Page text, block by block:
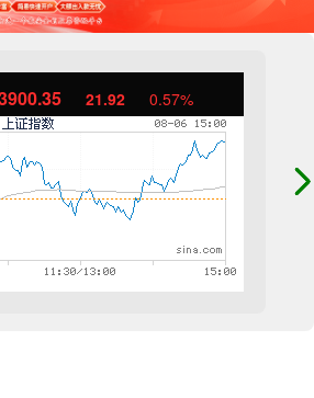
21.92 0.57%